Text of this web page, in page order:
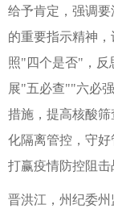
给予肯定，强调
的重要指示精神
照"四个是否"，反
展"五必查""六必
措施，提高核酸
化隔离管控，守
打赢疫情防控阻击
晋洪江，州纪委